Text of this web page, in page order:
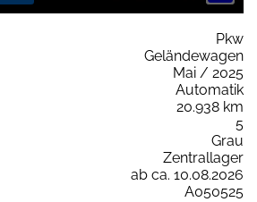
Pkw
Geländewagen
Mai / 2025
Automatik
20.938 km
5
Grau
Zentrallager
ab ca. 10.08.2026
A050525